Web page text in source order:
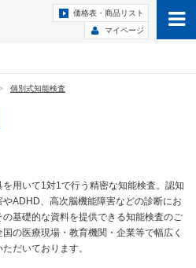
価格表・商品リスト
マイページ
個別式知能検査
を用いて1対1で行う精密な知能検査。認知
やADHD、高次脳機能障害などの診断にお
の基礎的な資料を提供できる知能検査のご
国の医療現場・教育機関・企業等で幅広く
だいております。